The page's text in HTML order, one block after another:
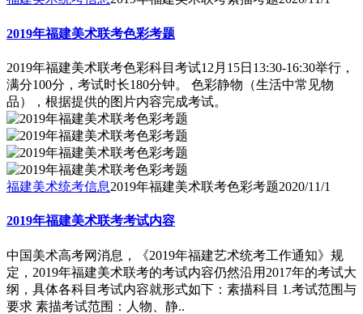
2019年福建美术联考色彩考题
2019年福建美术联考色彩科目考试12月15日13:30-16:30举行，
满分100分，考试时长180分钟。 色彩静物（生活中常见物
品），根据提供的图片内容完成考试。
福建美术统考信息2019年福建美术联考色彩考题2020/11/1
2019年福建美术联考考试内容
中国美术高考网消息，《2019年福建艺术统考工作通知》规
定，2019年福建美术联考的考试内容仍然沿用2017年的考试大
纲，具体各科目考试内容就形式如下：素描科目 1.考试范围与
要求 素描考试范围：人物、静..